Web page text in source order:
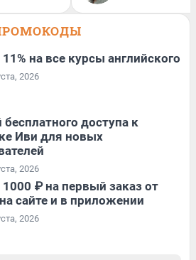
на все курсы английского
2026
бесплатного доступа к
Иви для новых
2026
₽ на первый заказ от
сайте и в приложении
2026